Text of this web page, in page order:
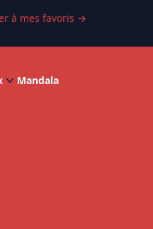
à mes favoris →
Mandala